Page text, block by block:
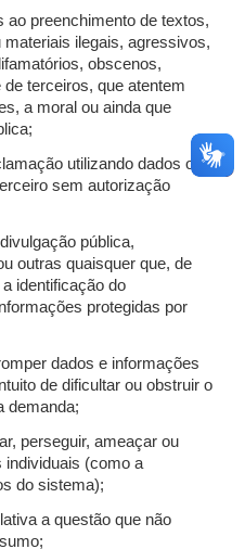
ao preenchimento de textos,
ilegais, agressivos,
obscenos,
terceiros, que atentem
a moral ou ainda que
utilizando dados ou
sem autorização
pública,
outras quaisquer que, de
identificação do
protegidas por
dados e informações
de dificultar ou obstruir o
demanda;
perseguir, ameaçar ou
individuais (como a
do sistema);
a questão que não